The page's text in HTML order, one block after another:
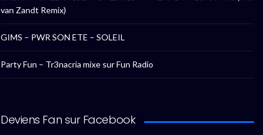
van Zandt Remix)
GIMS – PWR SON ETE – SOLEIL
Party Fun – Tr3nacria mixe sur Fun Radio
Deviens Fan sur Facebook